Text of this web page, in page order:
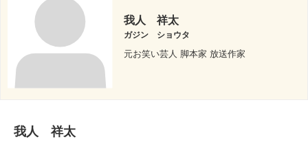
我人 祥太
ガジン ショウタ
元お笑い芸人 脚本家 放送作家
我人 祥太